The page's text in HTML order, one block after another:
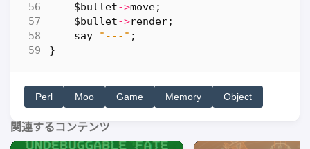
$bullet->move;
$bullet->render;
say
"---" ;
}
Perl Moo Game Memory Object
関連するコンテンツ